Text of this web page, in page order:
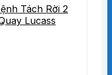
Tách Rời 2
Lucass